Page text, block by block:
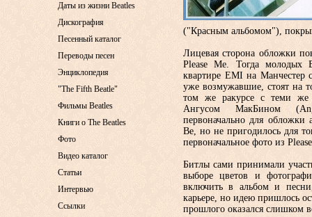
("Красным альбомом"),
Лицевая сторона обложки
Please Me. Тогда молодых
квартире EMI на
уже возмужавшие, стоят на
том же ракурсе с теми же
Ангусом МакБином
первоначально для
Be, но не пригодилось для
первоначальное фото из
Битлы сами принимали
выборе цветов и
включить в альбом и
карьере, но идею пришлось
прошлого оказался слишком
Даты из жизни Beatles
Дискография
Песенный каталог
Переводы песен
Энциклопедия
"The Fifth Beatle"
Фильмы Beatles
Книги о The Beatles
Фото
Видео каталог
Статьи
Интервью
Ссылки